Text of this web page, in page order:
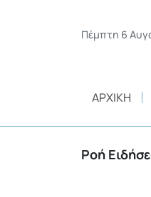
Πέμπτη 6
ΑΡΧΙΚΉ
ΡοήΥπεγράφη